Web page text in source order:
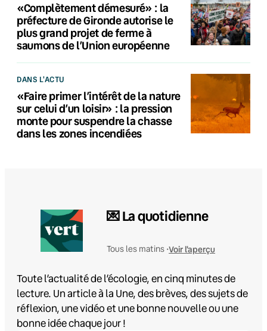
«Complètement démesuré» : la
préfecture de Gironde autorise le
plus grand projet de ferme à
saumons de l’Union européenne
DANS L'ACTU
«Faire primer l’intérêt de la nature
sur celui d’un loisir» : la pression
monte pour suspendre la chasse
dans les zones incendiées
💌 La quotidienne
Tous les matins •Voir l'aperçu
Toute l’actualité de l’écologie, en cinq minutes de
lecture. Un article à la Une, des brèves, des sujets de
réflexion, une vidéo et une bonne nouvelle ou une
bonne idée chaque jour !